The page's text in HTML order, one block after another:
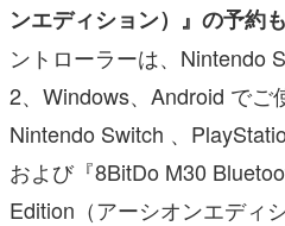
ンエディション）』の予約
ントローラーは、Nintendo
2、Windows、Android でご
Nintendo Switch 、
および『8BitDo M30
Edition（アーシオンエディ